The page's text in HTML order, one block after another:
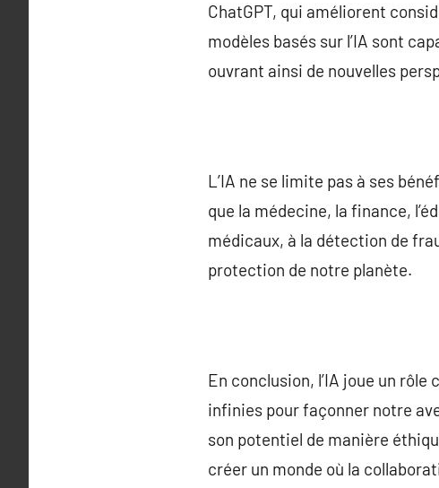
ChatGPT, qui améliorent
modèles basés sur l’IA sont
ouvrant ainsi de nouvelles
L’IA ne se limite pas à ses
que la médecine, la finance,
médicaux, à la détection de
protection de notre planète.
En conclusion, l’IA joue un
infinies pour façonner notre
son potentiel de manière
créer un monde où la